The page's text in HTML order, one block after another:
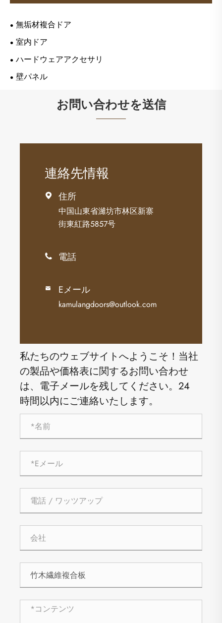
無垢材複合ドア
室内ドア
ハードウェアアクセサリ
壁パネル
お問い合わせを送信
連絡先情報
 住所
中国山東省濰坊市林区新寨
街東紅路5857号
 電話
 Eメール
kamulangdoors@outlook.com
私たちのウェブサイトへようこそ！当社
の製品や価格表に関するお問い合わせ
は、電子メールを残してください。24
時間以内にご連絡いたします。